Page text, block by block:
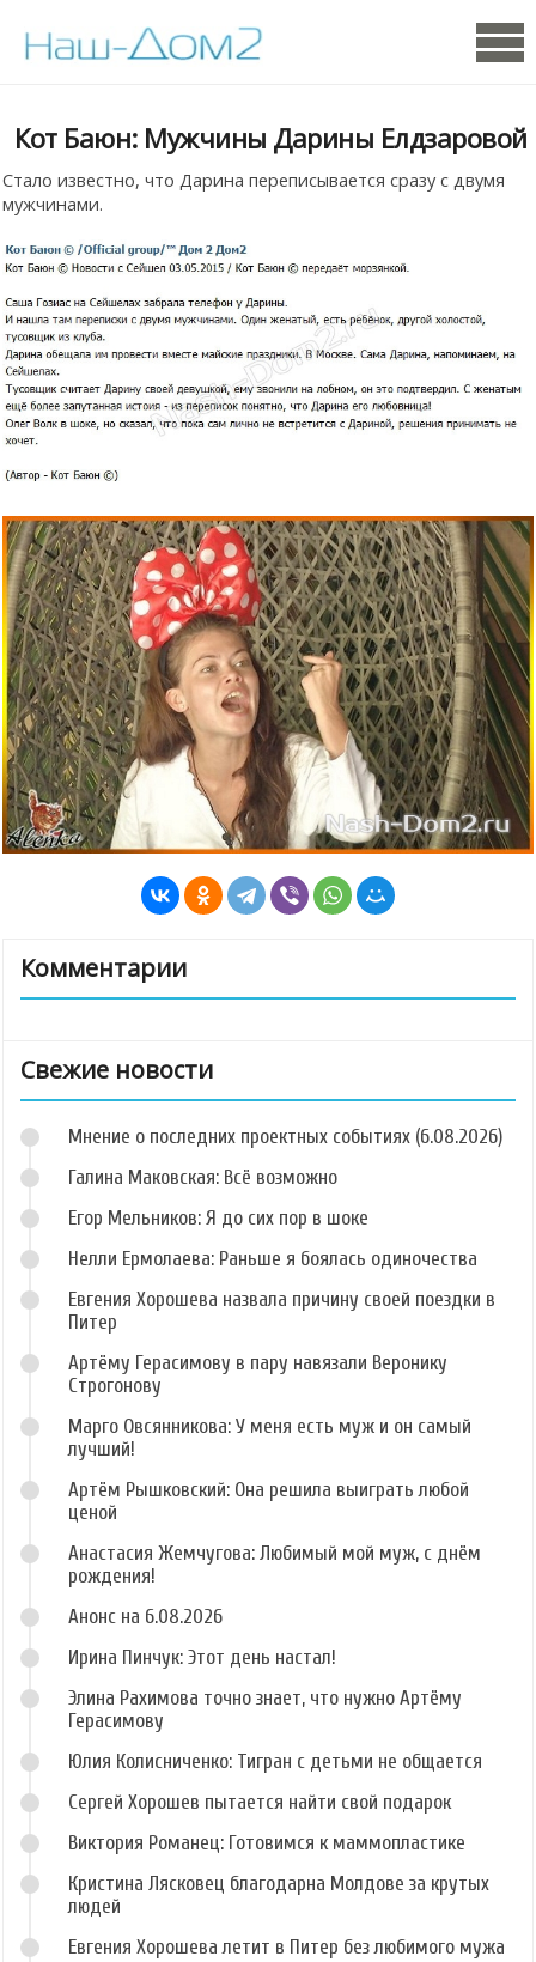
Кот Баюн: Мужчины Дарины Елдзаровой
Стало известно, что Дарина переписывается сразу с двумя
мужчинами.
Комментарии
Свежие новости
Мнение о последних проектных событиях (6.08.2026)
Галина Маковская: Всё возможно
Егор Мельников: Я до сих пор в шоке
Нелли Ермолаева: Раньше я боялась одиночества
Евгения Хорошева назвала причину своей поездки в
Питер
Артёму Герасимову в пару навязали Веронику
Строгонову
Марго Овсянникова: У меня есть муж и он самый
лучший!
Артём Рышковский: Она решила выиграть любой
ценой
Анастасия Жемчугова: Любимый мой муж, с днём
рождения!
Анонс на 6.08.2026
Ирина Пинчук: Этот день настал!
Элина Рахимова точно знает, что нужно Артёму
Герасимову
Юлия Колисниченко: Тигран с детьми не общается
Сергей Хорошев пытается найти свой подарок
Виктория Романец: Готовимся к маммопластике
Кристина Лясковец благодарна Молдове за крутых
людей
Евгения Хорошева летит в Питер без любимого мужа